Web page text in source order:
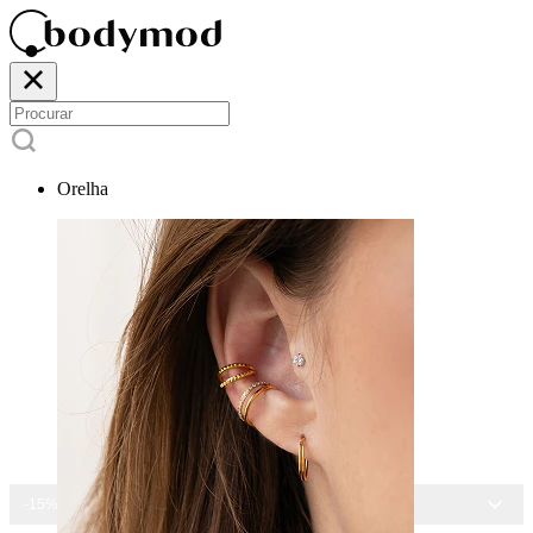
Orelha
-15% EM TODAS AS JOIAS